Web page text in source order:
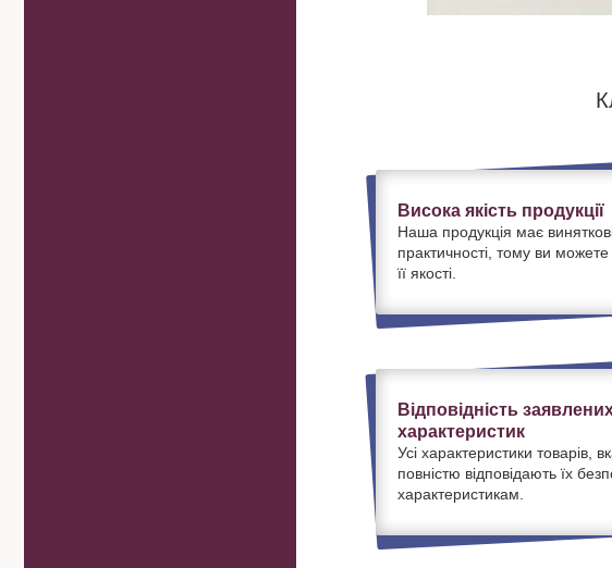
Висока якість продукції
Наша продукція має
практичності, тому ви
її якості.
Відповідність
характеристик
Усі характеристики товарів,
повністю відповідають їх
характеристикам.